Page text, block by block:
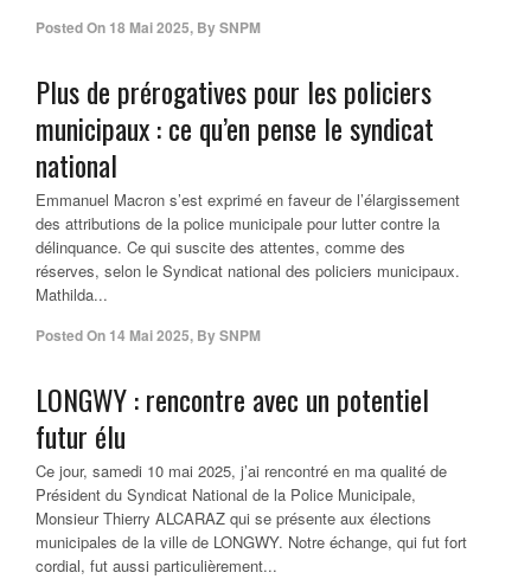
Posted On 18 Mai 2025, BySNPM
Plus de prérogatives pour les policiers
municipaux : ce qu’en pense le syndicat
national
Emmanuel Macron s’est exprimé en faveur de l’élargissement
des attributions de la police municipale pour lutter contre la
délinquance. Ce qui suscite des attentes, comme des
réserves, selon le Syndicat national des policiers municipaux.
Mathilda...
Posted On 14 Mai 2025, BySNPM
LONGWY : rencontre avec un potentiel
futur élu
Ce jour, samedi 10 mai 2025, j’ai rencontré en ma qualité de
Président du Syndicat National de la Police Municipale,
Monsieur Thierry ALCARAZ qui se présente aux élections
municipales de la ville de LONGWY. Notre échange, qui fut fort
cordial, fut aussi particulièrement...